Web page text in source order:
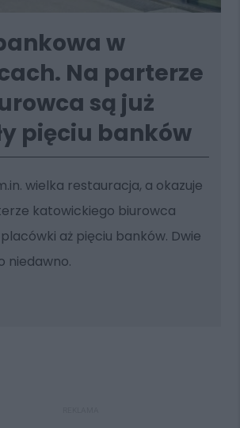
w
Na parterze
są już
pięciu banków
wielka restauracja, a okazuje
katowickiego biurowca
aż pięciu banków. Dwie
niedawno.